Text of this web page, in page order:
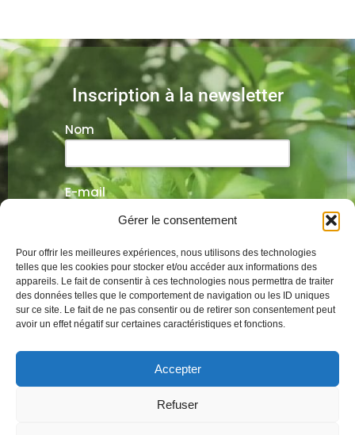
Gérer le consentement
Pour offrir les meilleures expériences, nous utilisons des technologies
telles que les cookies pour stocker et/ou accéder aux informations des
appareils. Le fait de consentir à ces technologies nous permettra de traiter
des données telles que le comportement de navigation ou les ID uniques
sur ce site. Le fait de ne pas consentir ou de retirer son consentement peut
avoir un effet négatif sur certaines caractéristiques et fonctions.
Accepter
Refuser
Inscription à la newsletter
Nom
E-mail
Veuillez laisser ce champ vide.
Alternative:
Politique de cookies